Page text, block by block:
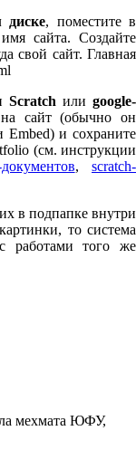
диске, поместите в
сайта. Создайте
свой сайт. Главная
Scratch или google-
сайт (обычно он
Embed) и сохраните
(см. инструкции
,scratch-
в подпапке внутри
то система
работами того же
мехмата ЮФУ,